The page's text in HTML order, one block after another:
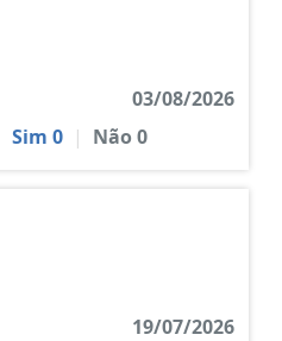
03/08/2026
Sim 0 | Não0
19/07/2026